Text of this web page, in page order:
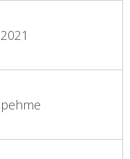
2021
pehme